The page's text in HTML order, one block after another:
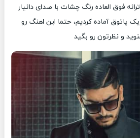
فوق العاده رنگ چشات با صدای دانیار
پاتوق آماده کردیم، حتما این اهنگ رو
و نظرتون رو بگید